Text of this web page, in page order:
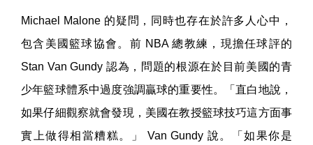
Michael Malone 的疑問，同時也存在於許多人心中，
包含美國籃球協會。前 NBA 總教練，現擔任球評的
Stan Van Gundy 認為，問題的根源在於目前美國的青
少年籃球體系中過度強調贏球的重要性。「直白地說，
如果仔細觀察就會發現，美國在教授籃球技巧這方面事
實上做得相當糟糕。」 Van Gundy 說。「如果你是